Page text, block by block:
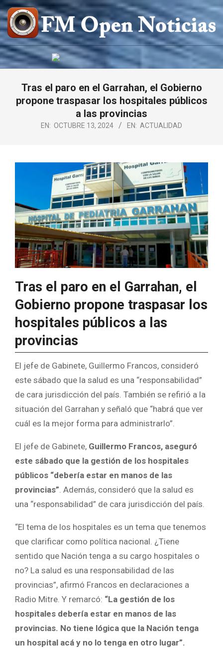
Saltar
al
contenido
FM
OPEN
NOTICIAS
Tras el paro en el Garrahan, el Gobierno
propone traspasar los hospitales públicos
a las provincias
EN: OCTUBRE 13, 2024 EN: ACTUALIDAD
Tras el paro en el Garrahan, el
Gobierno propone traspasar los
hospitales públicos a las
provincias
El jefe de Gabinete, Guillermo Francos, consideró
este sábado que la salud es una “responsabilidad”
de cara jurisdicción del país. También se refirió a la
situación del Garrahan y señaló que “habrá que ver
cuál es la mejor forma para administrarlo”.
El jefe de Gabinete, Guillermo Francos, aseguró
este sábado que la gestión de los hospitales
públicos “debería estar en manos de las
provincias” . Además, consideró que la salud es
una “responsabilidad” de cara jurisdicción del país.
“El tema de los hospitales es un tema que tenemos
que clarificar como política nacional. ¿Tiene
sentido que Nación tenga a su cargo hospitales o
no? La salud es una responsabilidad de las
provincias”, afirmó Francos en declaraciones a
Radio Mitre. Y remarcó: “La gestión de los
hospitales debería estar en manos de las
provincias. No tiene lógica que la Nación tenga
un hospital acá y no lo tenga en otro lugar”.